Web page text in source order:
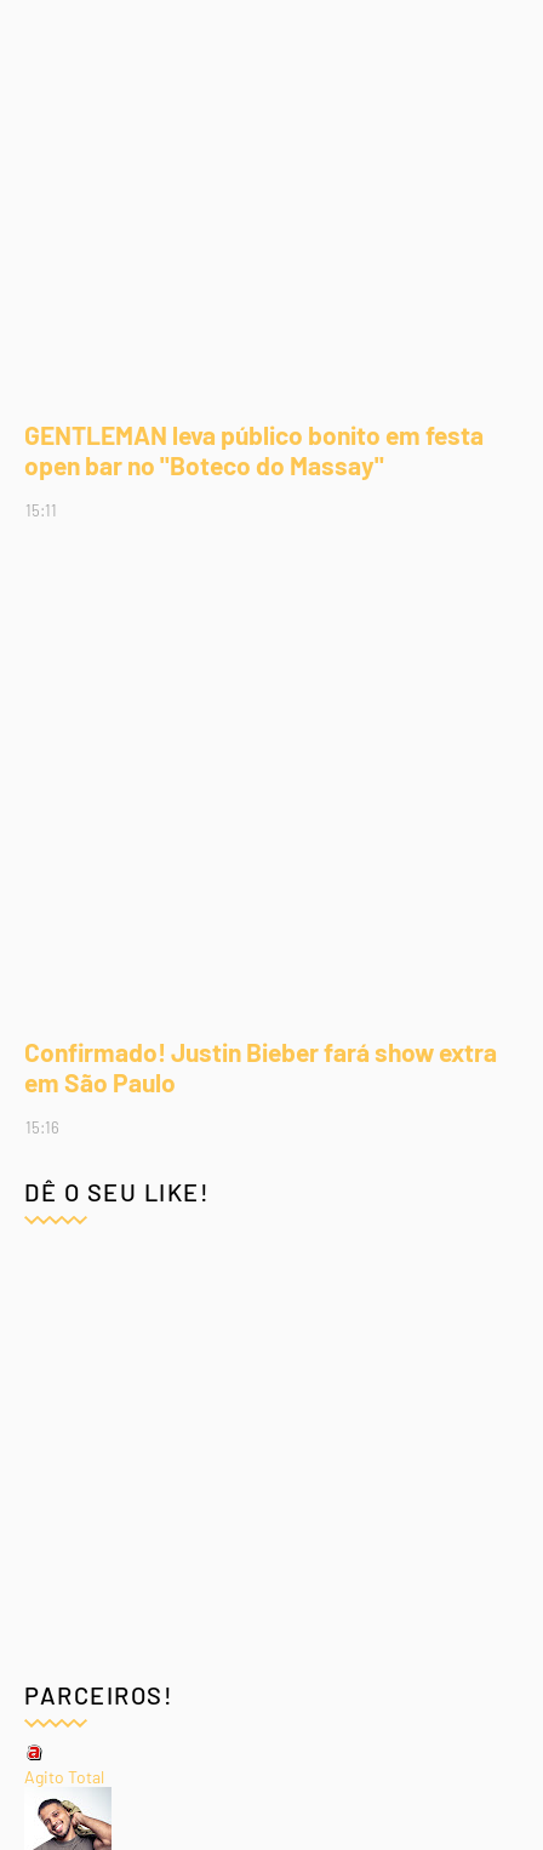
GENTLEMAN leva público bonito em festa
open bar no "Boteco do Massay"
15:11
Confirmado! Justin Bieber fará show extra
em São Paulo
15:16
DÊ O SEU LIKE!
PARCEIROS!
Agito Total